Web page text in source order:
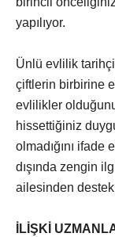
yapılıyor.
Ünlü evlilik
çiftlerin birbirine
evlilikler
hissettiğiniz
olmadığını
dışında zengin
ailesinden destek
İLİŞKİ